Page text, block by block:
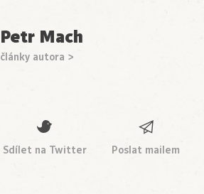
Petr Mach
články autora >
Sdílet na Twitter Poslat mailem